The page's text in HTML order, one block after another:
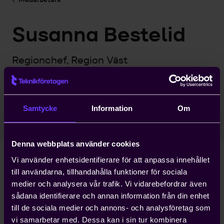
Samtycke Information Om
Denna webbplats använder cookies
Vi använder enhetsidentifierare för att anpassa innehållet
till användarna, tillhandahålla funktioner för sociala
medier och analysera vår trafik. Vi vidarebefordrar även
sådana identifierare och annan information från din enhet
till de sociala medier och annons- och analysföretag som
vi samarbetar med. Dessa kan i sin tur kombinera
Susanna Bestelid
Regionchef, Region Väst
Regional Medlemsservice
Göteborg
031-62 94 45
susanna.bestelid@teknikforetagen.se
Ladda ner högupplösta bilder
Se högupplösta bilder